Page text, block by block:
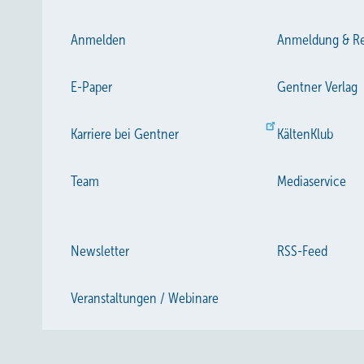
Anmelden Anmeldung &
E-Paper Gentner Verlag
Karriere bei Gentner KältenKlub
Team Mediaservice
Newsletter RSS-Feed
Veranstaltungen / Webinare